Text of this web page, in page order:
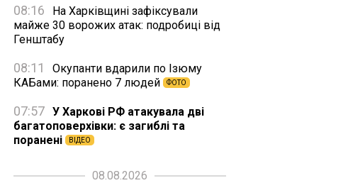
08:16
На Харківщині зафіксували
майже 30 ворожих атак: подробиці від
Генштабу
08:11
Окупанти вдарили по Ізюму
КАБами: поранено 7 людей
ФОТО
07:57 У Харкові РФ атакувала дві
багатоповерхівки: є загиблі та
поранені
ВІДЕО
08.08.2026